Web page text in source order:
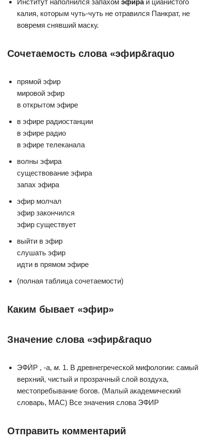
Институт наполнился запахом эфираи цианистого
калия, которым чуть-чуть не отравился Панкрат, не
вовремя снявший маску.
Сочетаемость слова «эфир&raquo
прямой эфир
мировой эфир
в открытом эфире
в эфире радиостанции
в эфире радио
в эфире телеканала
волны эфира
существование эфира
запах эфира
эфир молчал
эфир закончился
эфир существует
выйти в эфир
слушать эфир
идти в прямом эфире
(полная таблица сочетаемости)
Каким бывает «эфир»
Значение слова «эфир&raquo
ЭФИ́Р , -а, м. 1. В древнегреческой мифологии: самый
верхний, чистый и прозрачный слой воздуха,
местопребывание богов. (Малый академический
словарь, МАС) Все значения слова ЭФИР
Отправить комментарий